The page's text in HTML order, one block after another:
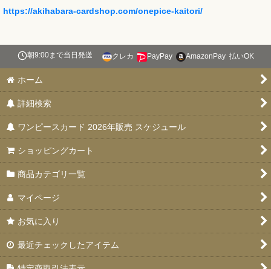
https://akihabara-cardshop.com/onepice-kaitori/
朝9:00まで当日発送 クレカ PayPay AmazonPay 払いOK
ホーム
詳細検索
ワンピースカード 2026年販売 スケジュール
ショッピングカート
商品カテゴリ一覧
マイページ
お気に入り
最近チェックしたアイテム